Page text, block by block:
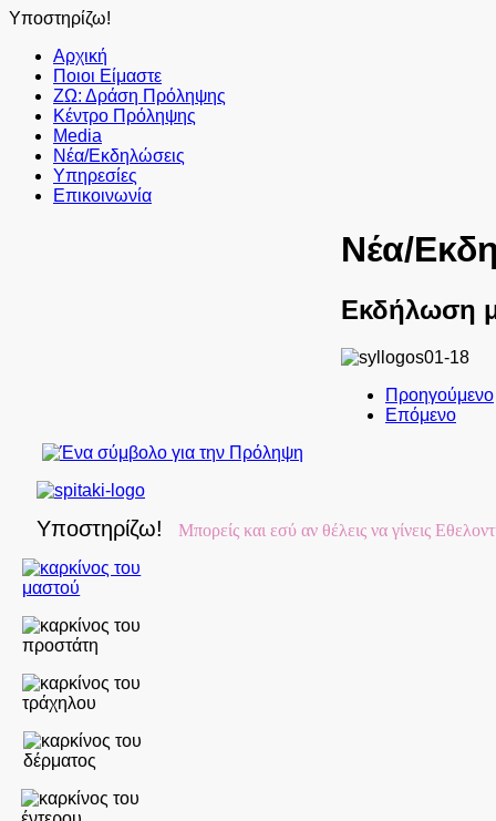
Υποστηρίζω!
Αρχική
Ποιοι Είμαστε
ΖΩ: Δράση Πρόληψης
Κέντρο Πρόληψης
Media
Νέα/Εκδηλώσεις
Υπηρεσίες
Επικοινωνία
Νέα/
Εκδήλωση
Προηγούμενο
Επόμενο
Υποστηρίζω! Μπορείς και εσύ αν θέλεις να γίνεις